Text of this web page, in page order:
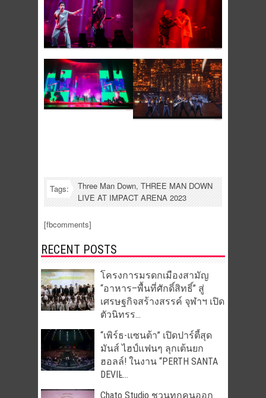
Tags: Three Man Down, THREE MAN DOWN
LIVE AT IMPACT ARENA 2023
[fbcomments]
RECENT POSTS
โครงการมรดกเมืองสามัญ
“อาหาร–พื้นที่ศักดิ์สิทธิ์” สู่
เศรษฐกิจสร้างสรรค์ จุฬาฯ เปิด
ตัวนิทรร...
“เพิร์ธ-แซนต้า” เปิดปาร์ตี้สุด
มันส์ ไฮป์แฟนๆ ลุกเต้นยก
ฮอลล์! ในงาน “PERTH SANTA
DEVIL̵...
Chato Studio ชวนทุกคนออก